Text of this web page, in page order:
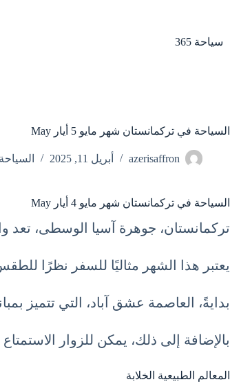
سياحة 365
السياحة في تركمانستان شهر مايو 5 أيار May
azerisaffron أبريل 11, 2025
السياحة في تركمانستان شهر مايو 4 أيار May
تركمانستان، جوهرة آسيا الوسطى، تعد
يعتبر هذا الشهر مثاليًا للسفر نظرًا
بدايةً، العاصمة عشق آباد، التي تتميز
بالإضافة إلى ذلك، يمكن للزوار
المعالم الطبيعية الخلابة